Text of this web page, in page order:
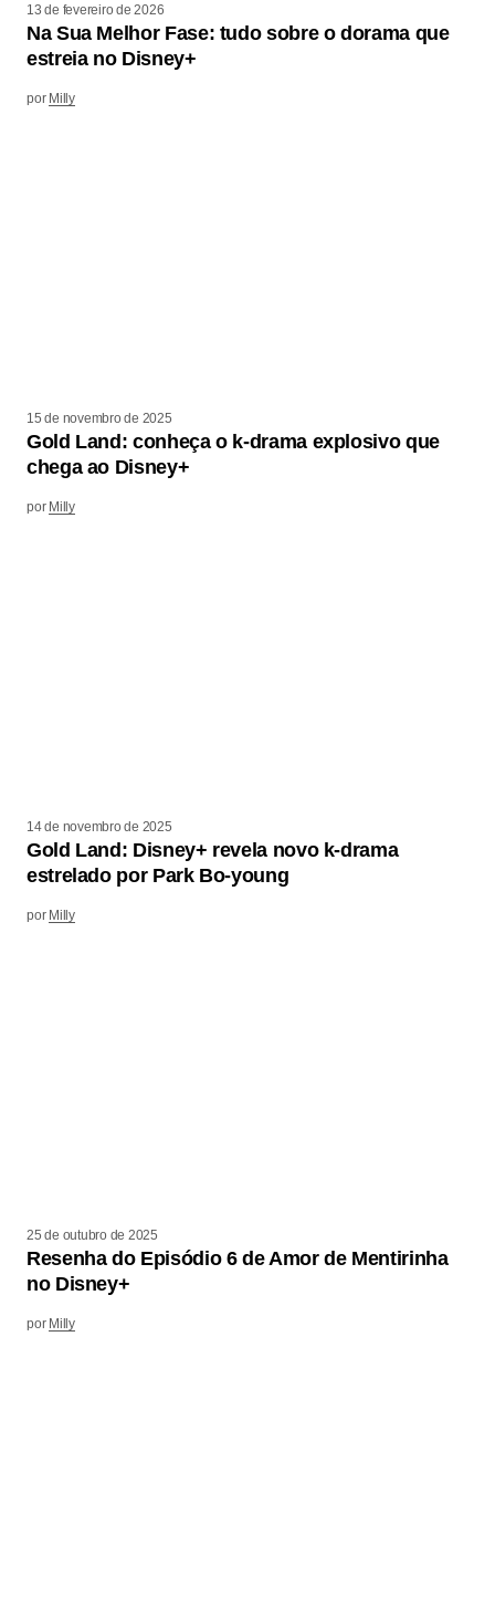
13 de fevereiro de 2026
Na Sua Melhor Fase: tudo sobre o dorama que
estreia no Disney+
por Milly
15 de novembro de 2025
Gold Land: conheça o k-drama explosivo que
chega ao Disney+
por Milly
14 de novembro de 2025
Gold Land: Disney+ revela novo k-drama
estrelado por Park Bo-young
por Milly
25 de outubro de 2025
Resenha do Episódio 6 de Amor de Mentirinha
no Disney+
por Milly